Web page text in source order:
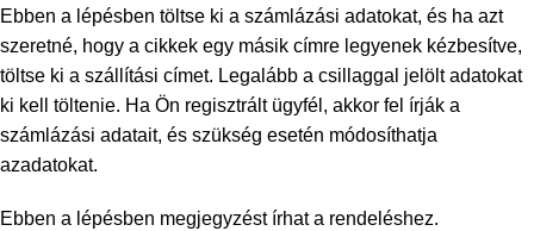
Ebben a lépésben töltse ki a számlázási adatokat, és ha azt
szeretné, hogy a cikkek egy másik címre legyenek kézbesítve,
töltse ki a szállítási címet. Legalább a csillaggal jelölt adatokat
ki kell töltenie. Ha Ön regisztrált ügyfél, akkor fel írják a
számlázási adatait, és szükség esetén módosíthatja
azadatokat.
Ebben a lépésben megjegyzést írhat a rendeléshez.